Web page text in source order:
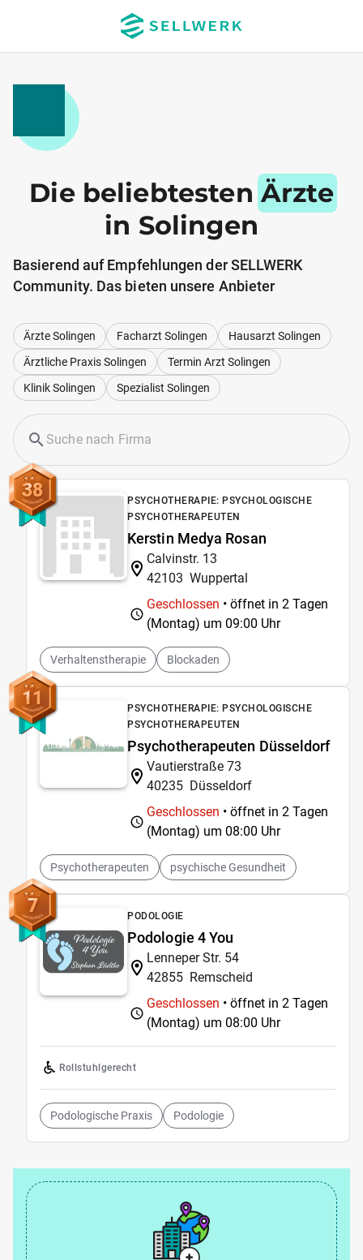
Die beliebtesten Ärzte
in Solingen
Basierend auf Empfehlungen der SELLWERK
Community. Das bieten unsere Anbieter
Ärzte Solingen Facharzt Solingen
Hausarzt Solingen
Ärztliche Praxis Solingen
Termin Arzt Solingen
Klinik Solingen
Spezialist Solingen
38
PSYCHOTHERAPIE: PSYCHOLOGISCHE
PSYCHOTHERAPEUTEN
Kerstin Medya Rosan
Calvinstr. 13
42103 Wuppertal
Geschlossen • öffnet in 2 Tagen
(Montag) um 09:00 Uhr
Verhaltenstherapie Blockaden
11
PSYCHOTHERAPIE: PSYCHOLOGISCHE
PSYCHOTHERAPEUTEN
Psychotherapeuten Düsseldorf
Vautierstraße 73
40235 Düsseldorf
Geschlossen • öffnet in 2 Tagen
(Montag) um 08:00 Uhr
Psychotherapeuten psychische Gesundheit
7 PODOLOGIE
Podologie 4 You
Lenneper Str. 54
42855 Remscheid
Geschlossen • öffnet in 2 Tagen
(Montag) um 08:00 Uhr
Rollstuhlgerecht
Podologische Praxis Podologie